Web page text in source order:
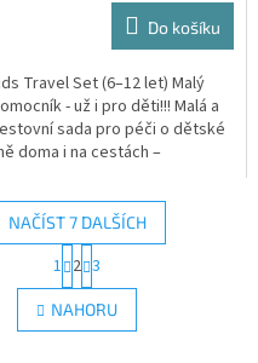
Do košíku
Travel Set (6–12 let) Malý
- už i pro děti!!! Malá a
sada pro péči o dětské
doma i na cestách –
O
v
l
NAČÍST 7 DALŠÍCH
t
r
á
n
1 2 3
NAHORU